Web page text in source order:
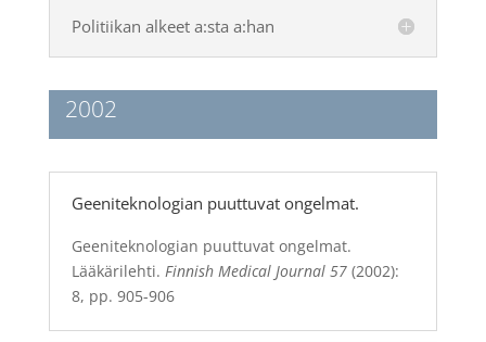
Politiikan alkeet a:sta a:han
2002
Geeniteknologian puuttuvat ongelmat.
Geeniteknologian puuttuvat ongelmat.
Lääkärilehti. Finnish Medical Journal 57(2002):
8, pp. 905-906